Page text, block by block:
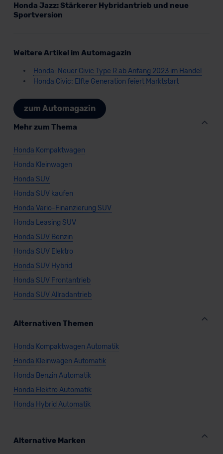
Honda Jazz: Stärkerer Hybridantrieb und neue
Sportversion
Weitere Artikel im Automagazin
Honda: Neuer Civic Type R ab Anfang 2023 im Handel
Honda Civic: Elfte Generation feiert Marktstart
zum Automagazin
Mehr zum Thema
Honda Kompaktwagen
Honda Kleinwagen
Honda SUV
Honda SUV kaufen
Honda Vario-Finanzierung SUV
Honda Leasing SUV
Honda SUV Benzin
Honda SUV Elektro
Honda SUV Hybrid
Honda SUV Frontantrieb
Honda SUV Allradantrieb
Alternativen Themen
Honda Kompaktwagen Automatik
Honda Kleinwagen Automatik
Honda Benzin Automatik
Honda Elektro Automatik
Honda Hybrid Automatik
Alternative Marken